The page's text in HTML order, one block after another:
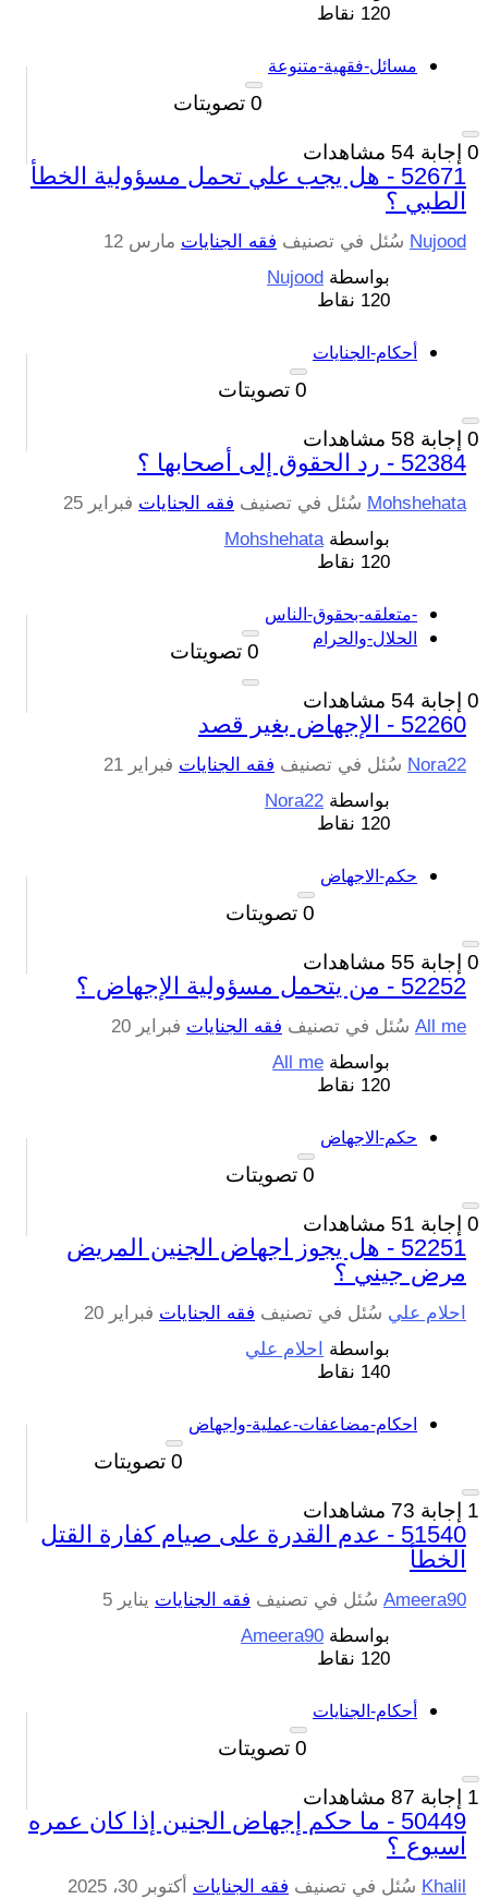
120 نقاط
مسائل-فقهية-متنوعة
0 تصويتات
0 إجابة 54 مشاهدات
52671 - هل يجب علي تحمل مسؤولية الخطأ
الطبي ؟
Nujood سُئل في تصنيف فقه الجنايات مارس 12
بواسطة Nujood
120 نقاط
أحكام-الجنايات
0 تصويتات
0 إجابة 58 مشاهدات
52384 - رد الحقوق إلى أصحابها ؟
Mohshehata سُئل في تصنيف فقه الجنايات فبراير 25
بواسطةMohshehata
120 نقاط
-متعلقه-بحقوق-الناس
الحلال-والحرام
0 تصويتات
0 إجابة 54 مشاهدات
52260 - الإجهاض بغير قصد
Nora22 سُئل في تصنيف فقه الجنايات فبراير 21
بواسطة Nora22
120 نقاط
حكم-الاجهاض
0 تصويتات
0 إجابة 55 مشاهدات
52252 - من يتحمل مسؤولية الإجهاض ؟
All me سُئل في تصنيف فقه الجنايات فبراير 20
بواسطة All me
120 نقاط
حكم-الاجهاض
0 تصويتات
0 إجابة 51 مشاهدات
52251 - هل يجوز اجهاض الجنين المريض
مرض جيني ؟
احلام علي سُئل في تصنيف فقه الجنايات فبراير 20
بواسطة
احلام علي
140 نقاط
احكام-مضاعفات-عملية-واجهاض
0 تصويتات
1 إجابة 73 مشاهدات
51540 - عدم القدرة على صيام كفارة القتل
الخطأ
Ameera90 سُئل في تصنيف فقه الجنايات يناير 5
بواسطة Ameera90
120 نقاط
أحكام-الجنايات
0 تصويتات
1 إجابة 87 مشاهدات
50449 - ما حكم إجهاض الجنين إذا كان عمره
اسبوع ؟
Khalil سُئل في تصنيف فقه الجنايات أكتوبر 30، 2025